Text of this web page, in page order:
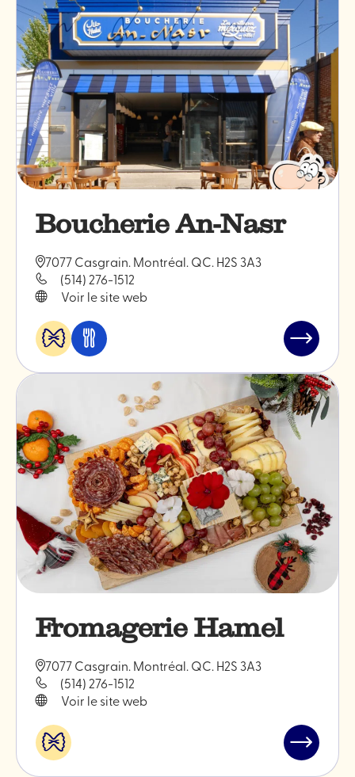
Boucherie An-Nasr
7077 Casgrain. Montréal. QC. H2S 3A3
(514) 276-1512
Voir le site web
Alimentation
Manger
Lire
l'article
An-
Nasr"
Fromagerie Hamel
7077 Casgrain. Montréal. QC. H2S 3A3
(514) 276-1512
Voir le site web
Alimentation
Lire
l'article